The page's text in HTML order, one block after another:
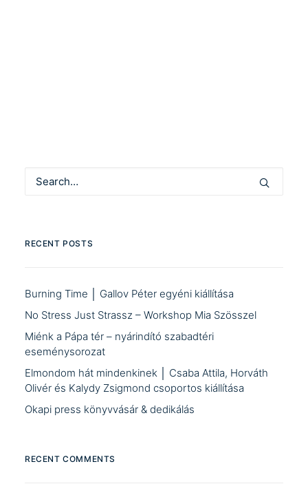
RECENT POSTS
Burning Time │ Gallov Péter egyéni kiállítása
No Stress Just Strassz – Workshop Mia Szösszel
Miénk a Pápa tér – nyárindító szabadtéri
eseménysorozat
Elmondom hát mindenkinek │ Csaba Attila, Horváth
Olivér és Kalydy Zsigmond csoportos kiállítása
Okapi press könyvvásár & dedikálás
RECENT COMMENTS